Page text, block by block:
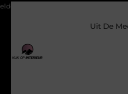
toezicht voor een veilige en prettige
Uit De